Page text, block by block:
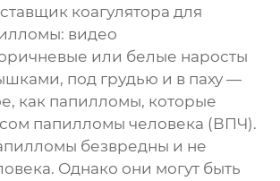
коагулятора для
видео
или белые наросты
под грудью и в паху —
как папилломы, которые
папилломы человека (ВПЧ).
безвредны и не
Однако они могут быть